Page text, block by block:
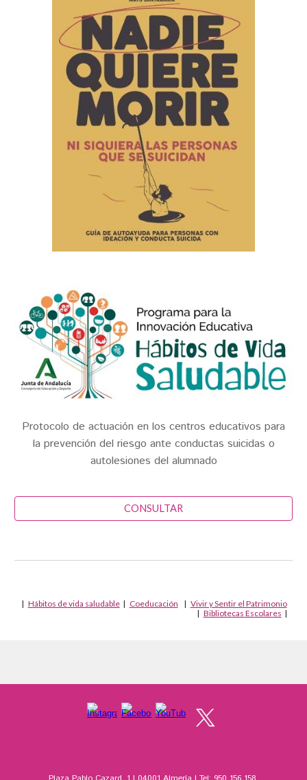
Protocolo de actuación en los centros educativos para
la prevención del riesgo ante conductas suicidas o
autolesiones del alumnado
CONSULTAR
| Hábitos de vida saludable| Coeducación | Vivir y Sentir el Patrimonio
| Bibliotecas Escolares |